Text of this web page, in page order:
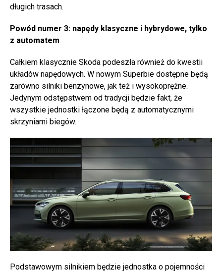
długich trasach.
Powód numer 3: napędy klasyczne i hybrydowe, tylko
z automatem
Całkiem klasycznie Skoda podeszła również do kwestii
układów napędowych. W nowym Superbie dostępne będą
zarówno silniki benzynowe, jak też i wysokoprężne.
Jedynym odstępstwem od tradycji będzie fakt, że
wszystkie jednostki łączone będą z automatycznymi
skrzyniami biegów.
Podstawowym silnikiem będzie jednostka o pojemności